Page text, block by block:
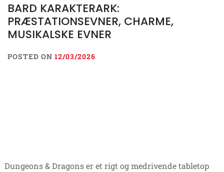
BARD KARAKTERARK:
PRÆSTATIONSEVNER, CHARME,
MUSIKALSKE EVNER
POSTED ON 12/03/2026
Dungeons & Dragons er et rigt og medrivende tabletop